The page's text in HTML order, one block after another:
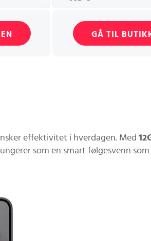
GÅ TIL
effektivitet i hverdagen. Med
som en smart følgesvenn